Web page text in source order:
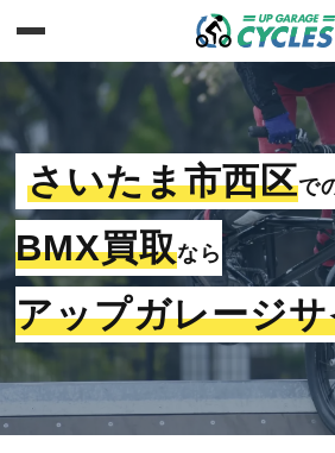
さいたま市西区で
BMX買取なら
アップガレージ